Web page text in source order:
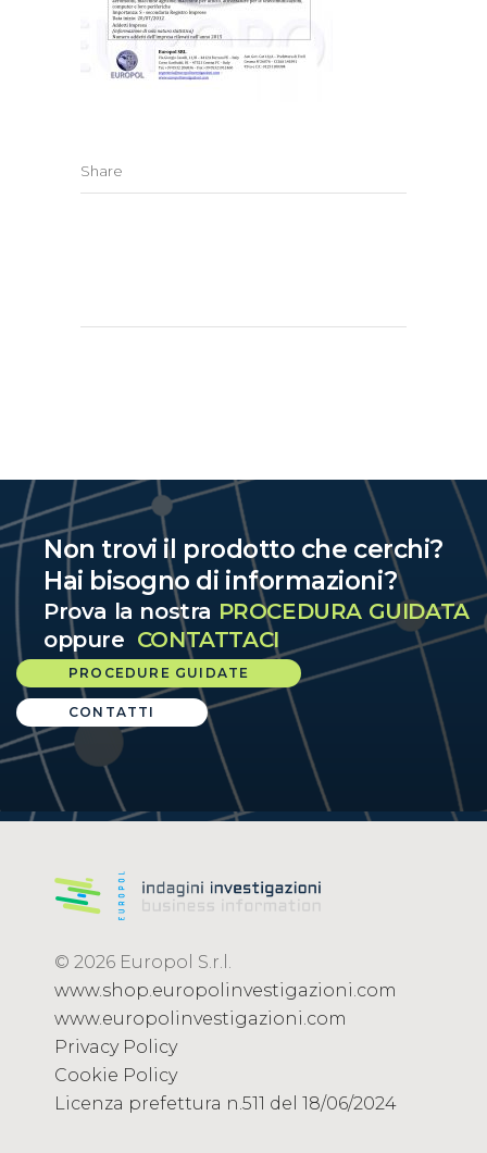
Share
Non trovi il prodotto che cerchi?
Hai bisogno di informazioni?
Prova la nostra PROCEDURA GUIDATA
oppure CONTATTACI
PROCEDURE GUIDATE
CONTATTI
© 2026 Europol S.r.l.
www.shop.europolinvestigazioni.com
www.europolinvestigazioni.com
Privacy Policy
Cookie Policy
Licenza prefettura n.511 del 18/06/2024